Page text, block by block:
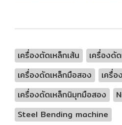
เครื่องตัดเหล็กเส้น
เครื่องดั
เครื่องดัดเหล็กมือสอง
เครื่
เครื่องดัดเหล็กนิมุทมือสอง
Steel Bending machine